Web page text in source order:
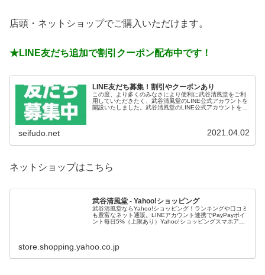
店頭・ネットショップでご購入いただけます。
★LINE友だち追加で割引クーポン配布中です！
LINE友だち募集！割引やクーポンあり
この度、より多くのみなさにより便利に武谷清風堂をご利
用していただきたく、武谷清風堂のLINE公式アカウントを
開設いたしました。武谷清風堂のLINE公式アカウントを
seifudo.net 2021.04.02
ネットショップはこちら
武谷清風堂 - Yahoo!ショッピング
武谷清風堂ならYahoo!ショッピング！ランキングや口コミ
も豊富なネット通販。LINEアカウント連携でPayPayポイ
ント毎日5%（上限あり）Yahoo!ショッピングスマホアプ
store.shopping.yahoo.co.jp